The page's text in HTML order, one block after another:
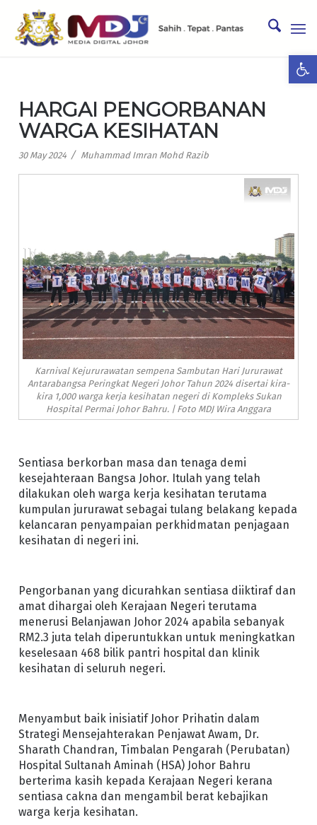
HARGAI PENGORBANAN
WARGA KESIHATAN
30 May 2024 / Muhammad Imran Mohd Razib
Karnival Kejururawatan sempena Sambutan Hari Jururawat
Antarabangsa Peringkat Negeri Johor Tahun 2024 disertai kira-
kira 1,000 warga kerja kesihatan negeri di Kompleks Sukan
Hospital Permai Johor Bahru. | Foto MDJ Wira Anggara
Sentiasa berkorban masa dan tenaga demi
kesejahteraan Bangsa Johor. Itulah yang telah
dilakukan oleh warga kerja kesihatan terutama
kumpulan jururawat sebagai tulang belakang kepada
kelancaran penyampaian perkhidmatan penjagaan
kesihatan di negeri ini.
Pengorbanan yang dicurahkan sentiasa diiktiraf dan
amat dihargai oleh Kerajaan Negeri terutama
menerusi Belanjawan Johor 2024 apabila sebanyak
RM2.3 juta telah diperuntukkan untuk meningkatkan
keselesaan 468 bilik pantri hospital dan klinik
kesihatan di seluruh negeri.
Menyambut baik inisiatif Johor Prihatin dalam
Strategi Mensejahterakan Penjawat Awam, Dr.
Sharath Chandran, Timbalan Pengarah (Perubatan)
Hospital Sultanah Aminah (HSA) Johor Bahru
berterima kasih kepada Kerajaan Negeri kerana
sentiasa cakna dan mengambil berat kebajikan
warga kerja kesihatan.